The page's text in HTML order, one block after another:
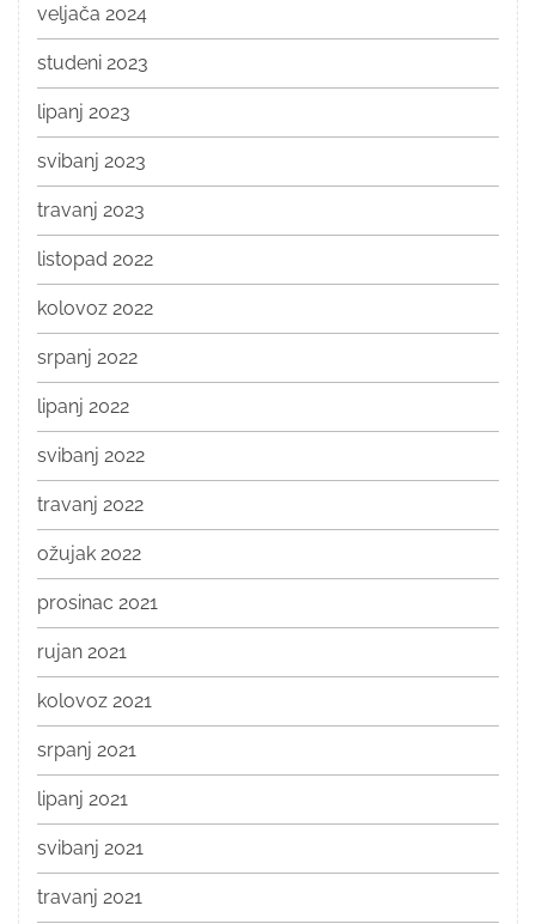
veljača 2024
studeni 2023
lipanj 2023
svibanj 2023
travanj 2023
listopad 2022
kolovoz 2022
srpanj 2022
lipanj 2022
svibanj 2022
travanj 2022
ožujak 2022
prosinac 2021
rujan 2021
kolovoz 2021
srpanj 2021
lipanj 2021
svibanj 2021
travanj 2021